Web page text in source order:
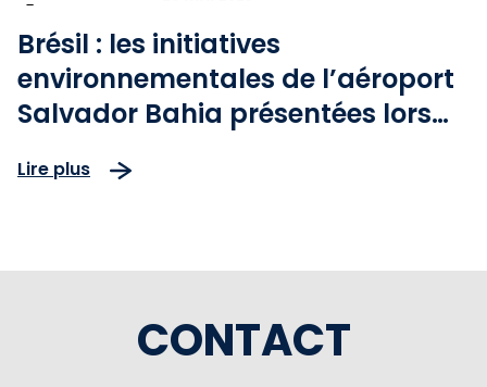
-
Brésil : les initiatives
environnementales de l’aéroport
Salvador Bahia présentées lors
Lire plus
CONTACT